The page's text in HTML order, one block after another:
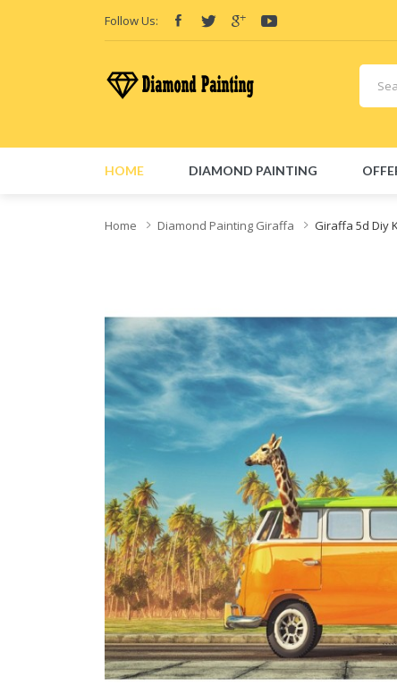
Follow Us:
Vape dealse-LiquidVape hardwareE-Liquidsvapor clearanceE-
HOME DIAMOND PAINTING
Home Diamond Painting Giraffa Giraffa 5d Diy